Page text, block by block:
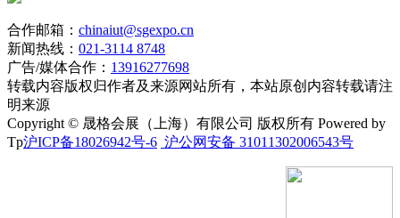
合作邮箱： chinaiut@sgexpo.cn
新闻热线： 021-3114 8748
广告/媒体合作： 13916277698
转载内容版权归作者及来源网站所有，本站原创内容转载请注
明来源
Copyright © 晟格会展（上海）有限公司 版权所有 Powered by
Tp沪ICP备18026942号-6 沪公网安备 31011302006543号